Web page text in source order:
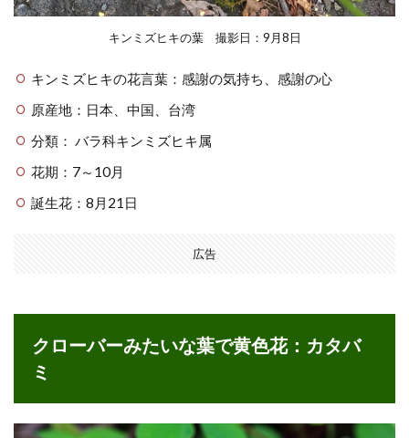
キンミズヒキの葉 撮影日：9月8日
キンミズヒキの花言葉：感謝の気持ち、感謝の心
原産地：日本、中国、台湾
分類： バラ科キンミズヒキ属
花期：7～10月
誕生花：8月21日
広告
クローバーみたいな葉で黄色花：カタバ
ミ